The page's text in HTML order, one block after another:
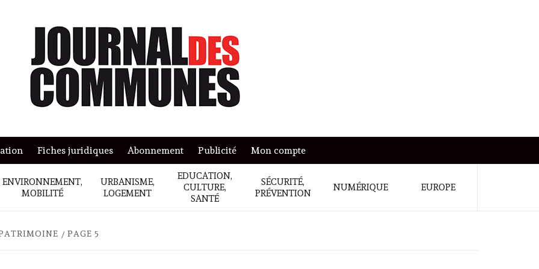
Fiches juridiques Abonnement Publicité Mon compte
ENVIRONNEMENT,
MOBILITÉ
URBANISME,
LOGEMENT
EDUCATION,
CULTURE,
SANTÉ
SÉCURITÉ,
PRÉVENTION
NUMÉRIQUE EUROPE
PAGE 5